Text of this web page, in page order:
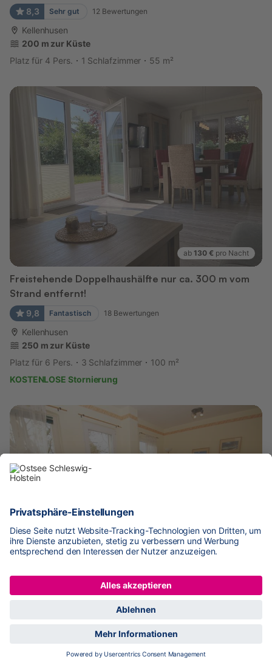
8,3 Sehr gut 12 Bewertungen
Kellenhusen
200 m zur Küste
Platz für 4 Pers.
1 Schlafzimmer 55 m²
ab 130 € pro Nacht
Freistehende Doppelhaushälfte nur ca. 300 m vom
Strand entfernt!
9,8 Fantastisch 18 Bewertungen
Kellenhusen
250 m zur Küste
Platz für 6 Pers.
3 Schlafzimmer
100 m²
KOSTENLOSE Stornierung
Strandgut
Top bewertet von Familien
Kellenhusen